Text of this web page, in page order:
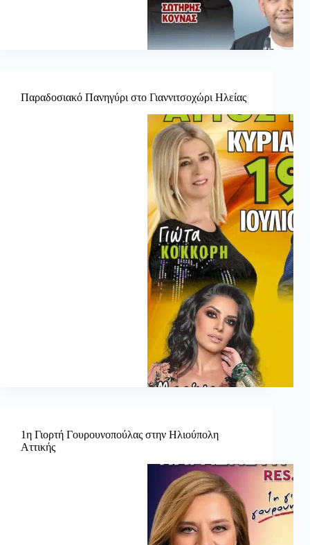
Παραδοσιακό Πανηγύρι στο Γιαννιτσοχώρι Ηλείας
1η Γιορτή Γουρουνοπούλας στην Ηλιούπολη
Αττικής